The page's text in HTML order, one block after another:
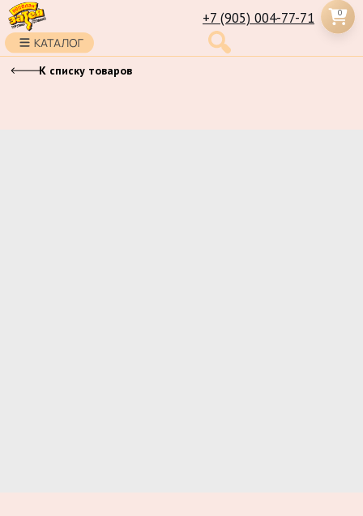
0
+7 (905) 004-77-71
К списку товаров